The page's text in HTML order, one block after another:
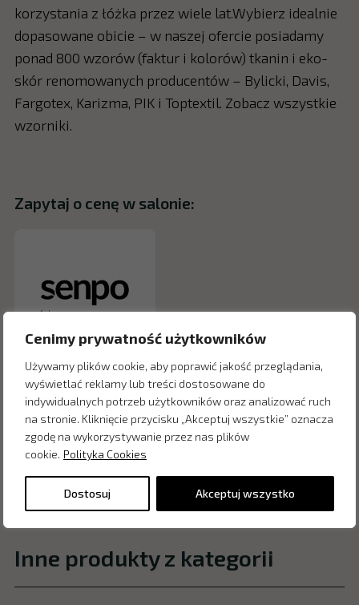
Cenimy prywatność użytkowników
Używamy plików cookie, aby poprawić jakość przeglądania,
wyświetlać reklamy lub treści dostosowane do
indywidualnych potrzeb użytkowników oraz analizować ruch
na stronie. Kliknięcie przycisku „Akceptuj wszystkie” oznacza
zgodę na wykorzystywanie przez nas plików
cookie. Polityka Cookies
Dostosuj Akceptuj wszystko
korzystania z łóżka przez wiele lat.Wybierz idealnie
dopasowane obicie – w naszej ofercie posiadamy
ponad 800 wzorów (faktur i kolorów) tkanin i eko-
skór renomowanych producentów – Bylicki, Davis,
Fargotex, Karizma, PIK i Toptextil. Zobacz wszystkie
wzorniki.
Zapytaj o cenę w salonie:
Inne produkty z kategorii